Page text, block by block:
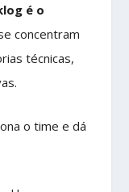
é o
concentram
técnicas,
o time e dá